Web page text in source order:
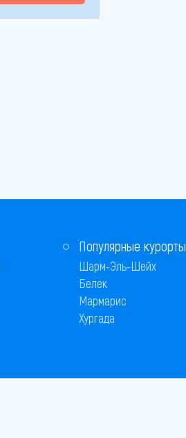
Популярные курорты
Шарм-Эль-Шейх
Белек
Мармарис
Хургада